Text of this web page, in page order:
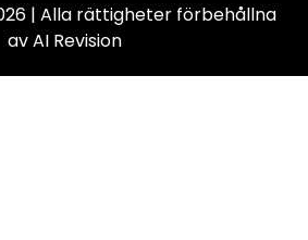
| Alla rättigheter förbehållna
av AI Revision